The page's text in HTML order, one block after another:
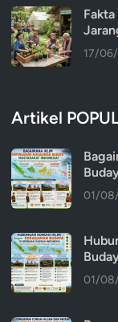
17/
Artikel
01/
01/